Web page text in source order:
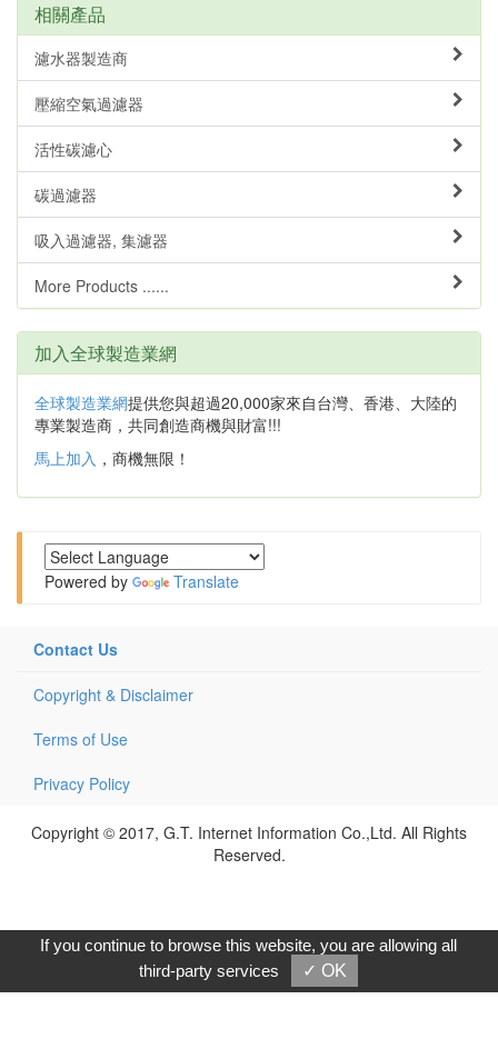
相關產品
濾水器製造商
壓縮空氣過濾器
活性碳濾心
碳過濾器
吸入過濾器, 集濾器
More Products ......
加入全球製造業網
全球製造業網提供您與超過20,000家來自台灣、香港、大陸的
專業製造商，共同創造商機與財富!!!
馬上加入 ，商機無限！
Powered by Translate
Contact Us
Copyright & Disclaimer
Terms of Use
Privacy Policy
Copyright © 2017, G.T. Internet Information Co.,Ltd. All Rights
Reserved.
If you continue to browse this website, you are allowing all
third-party services
✓ OK